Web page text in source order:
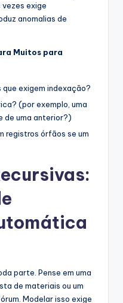
vezes exige
anomalias de
Muitos para
exigem indexação?
(por exemplo, uma
de uma anterior?)
registros órfãos se um
parte. Pense em uma
de materiais ou um
Modelar isso exige